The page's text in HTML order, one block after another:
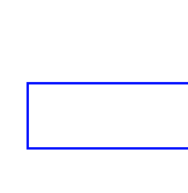
Voice
Vivekananda